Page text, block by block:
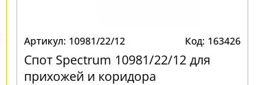
10981/22/12 163426
Спот Spectrum 10981/22/12 для
прихожей и коридора